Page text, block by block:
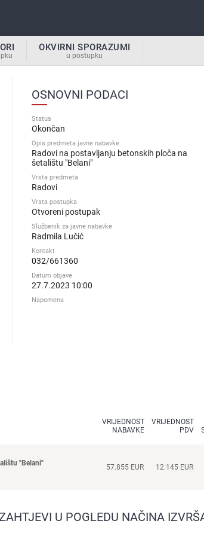
OKVIRNI SPORAZUMI
u postupku
OSNOVNI PODACI
Status
Okončan
Opis predmeta javne nabavke
Radovi na postavljanju betonskih ploča na
šetalištu "Belani"
Vrsta predmeta
Radovi
Vrsta postupka
Otvoreni postupak
Službenik za javne nabavke
Radmila Lučić
Kontakt
032/661360
Datum objave
27.7.2023 10:00
Napomena
VRIJEDNOST
NABAVKE
VRIJEDNOST
PDV
"Belani"
57.855 EUR 12.145 EUR
U POGLEDU NAČINA